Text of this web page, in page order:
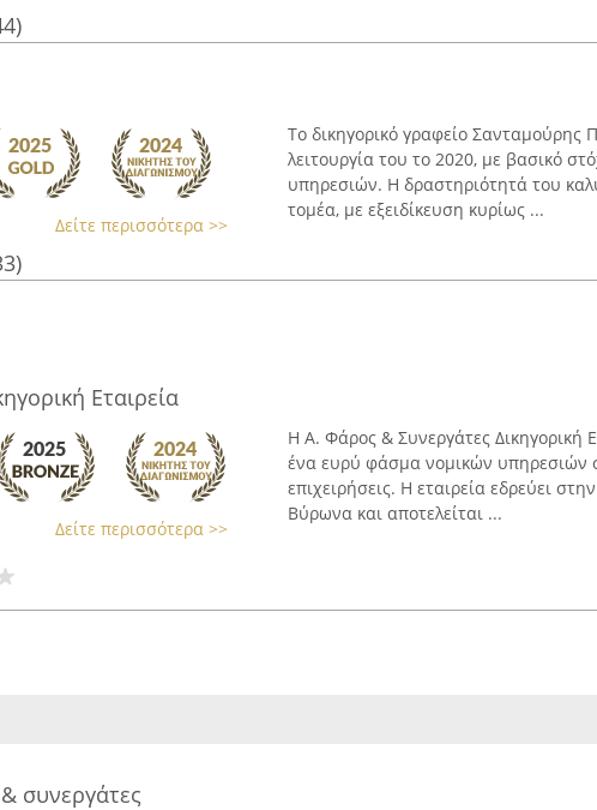
Δείτε περισσότερα >>
Το δικηγορικό γραφείο Σανταμούρης
λειτουργία του το 2020, με βασικό
υπηρεσιών. Η δραστηριότητά του
τομέα, με εξειδίκευση κυρίως ...
Εταιρεία
Δείτε περισσότερα >>
Η Α. Φάρος & Συνεργάτες Δικηγορική
ένα ευρύ φάσμα νομικών υπηρεσιών
επιχειρήσεις. Η εταιρεία εδρεύει
Βύρωνα και αποτελείται ...
συνεργάτες